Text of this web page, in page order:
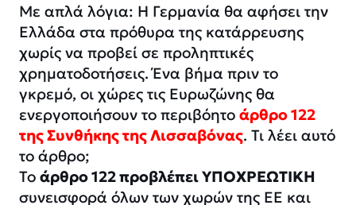
Με απλά λόγια: Η Γερμανία θα αφήσει την
Ελλάδα στα πρόθυρα της κατάρρευσης
χωρίς να προβεί σε προληπτικές
χρηματοδοτήσεις. Ένα βήμα πριν το
γκρεμό, οι χώρες τις Ευρωζώνης θα
ενεργοποιήσουν το περιβόητο άρθρο 122
της Συνθήκης της Λισσαβόνας. Τι λέει αυτό
το άρθρο;
Το άρθρο 122 προβλέπει ΥΠΟΧΡΕΩΤΙΚΗ
συνεισφορά όλων των χωρών της ΕΕ και